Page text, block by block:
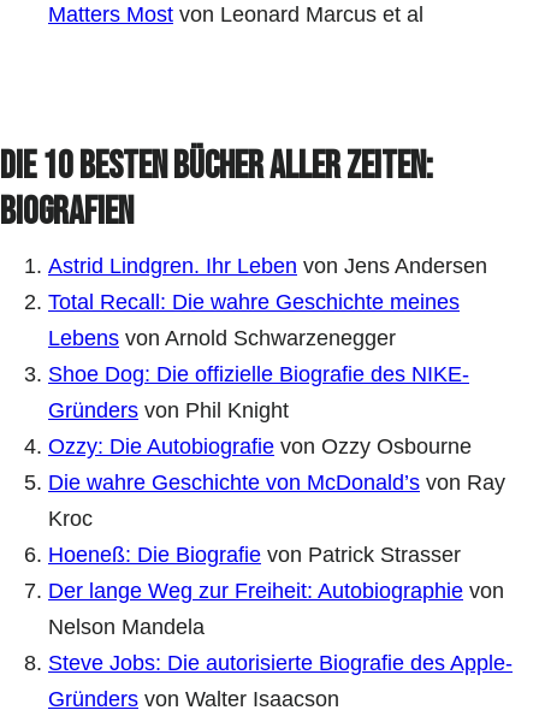
Matters Most von Leonard Marcus et al
Die 10 besten Bücher aller Zeiten:
Biografien
Astrid Lindgren. Ihr Leben von Jens Andersen
Total Recall: Die wahre Geschichte meines
Lebens von Arnold Schwarzenegger
Shoe Dog: Die offizielle Biografie des NIKE-
Gründers von Phil Knight
Ozzy: Die Autobiografie von Ozzy Osbourne
Die wahre Geschichte von McDonald’s von Ray
Kroc
Hoeneß: Die Biografie von Patrick Strasser
Der lange Weg zur Freiheit: Autobiographie von
Nelson Mandela
Steve Jobs: Die autorisierte Biografie des Apple-
Gründers von Walter Isaacson